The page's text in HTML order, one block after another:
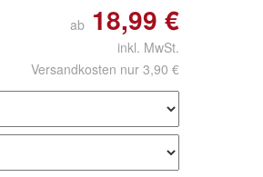
ab 18,99 €
inkl. MwSt.
Versandkosten nur 3,90 €